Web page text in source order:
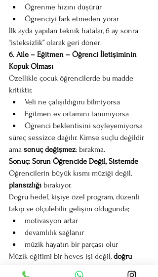
Öğrenme hızını düşürür
Öğrenciyi fark etmeden yorar
İlk ayda yapılan teknik hatalar, 6 ay sonra
“isteksizlik” olarak geri döner.
6. Aile – Eğitmen – Öğrenci İletişiminin
Kopuk Olması
Özellikle çocuk öğrencilerde bu madde
kritiktir.
Veli ne çalışıldığını bilmiyorsa
Eğitmen ev ortamını tanımıyorsa
Öğrenci beklentisini söyleyemiyorsa
süreç sessizce dağılır. Kimse suçlu değildir
ama sonuç değişmez: bırakma.
Sonuç: Sorun Öğrencide Değil, Sistemde
Öğrencilerin büyük kısmı müziği değil,
plansızlığı bırakıyor.
Doğru hedef, kişiye özel program, düzenli
takip ve ölçülebilir gelişim olduğunda;
motivasyon artar
devamlılık sağlanır
müzik hayatın bir parçası olur
Müzik eğitimi bir heves işi değil, doğru